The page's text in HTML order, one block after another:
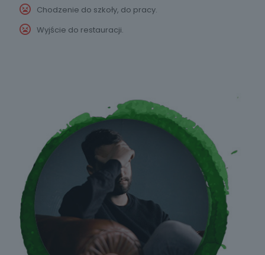
Chodzenie do szkoły, do pracy.
Wyjście do restauracji.